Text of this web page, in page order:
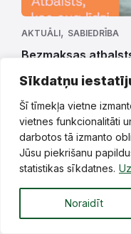
Sīkdatņu
Šī tīmekļa vietne
vietnes funkcionalitāti
darbotos tā izmanto
Jūsu piekrišanu
statistikas sīkdatnes.
Noraidīt
AKTUĀLI, SABIEDRĪBA
Bezmaksas
mājvizīšu
partnerība”
6. augusts, 2026.